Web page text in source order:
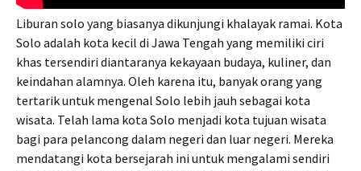
Liburan solo yang biasanya dikunjungi khalayak ramai. Kota
Solo adalah kota kecil di Jawa Tengah yang memiliki ciri
khas tersendiri diantaranya kekayaan budaya, kuliner, dan
keindahan alamnya. Oleh karena itu, banyak orang yang
tertarik untuk mengenal Solo lebih jauh sebagai kota
wisata. Telah lama kota Solo menjadi kota tujuan wisata
bagi para pelancong dalam negeri dan luar negeri. Mereka
mendatangi kota bersejarah ini untuk mengalami sendiri